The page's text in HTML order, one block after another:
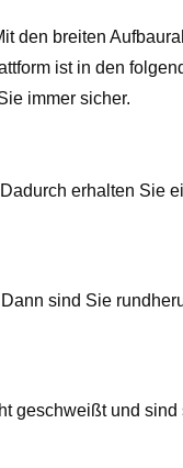
den breiten
ist in den
immer sicher.
erhalten Sie
sind Sie
geschweißt und sind